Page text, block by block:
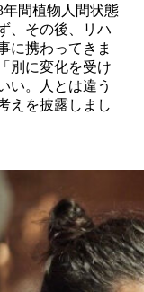
間植物人間状態
、その後、リハ
に携わってきま
別に変化を受け
い。人とは違う
えを披露しまし